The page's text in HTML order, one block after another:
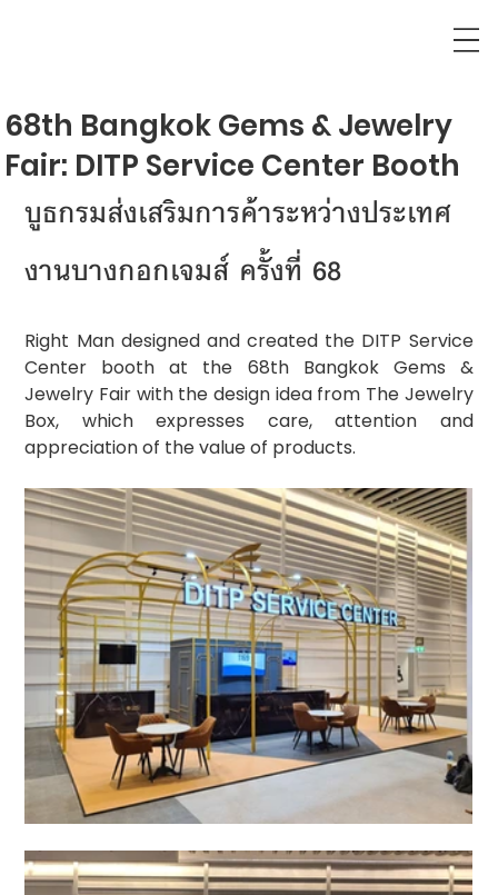
68th Bangkok Gems & Jewelry
Fair: DITP Service Center Booth
บูธกรมส่งเสริมการค้าระหว่างประเทศ
งานบางกอกเจมส์ ครั้งที่ 68
Right Man designed and created the DITP Service
Center booth at the 68th Bangkok Gems &
Jewelry Fair with the design idea from The Jewelry
Box, which expresses care, attention and
appreciation of the value of products.